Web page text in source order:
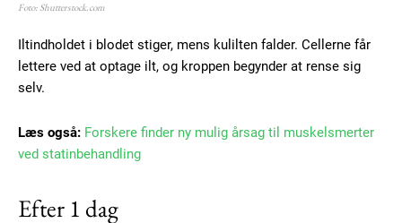
Foto: Shutterstock.com
Iltindholdet i blodet stiger, mens kulilten falder. Cellerne får
lettere ved at optage ilt, og kroppen begynder at rense sig
selv.
Læs også: Forskere finder ny mulig årsag til muskelsmerter
ved statinbehandling
Efter 1 dag